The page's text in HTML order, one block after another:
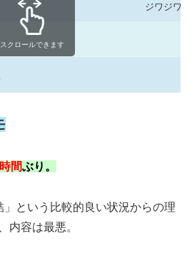
ジワジワ
スクロールできます
間ぶり。
という比較的良い状況からの理
内容は最悪。